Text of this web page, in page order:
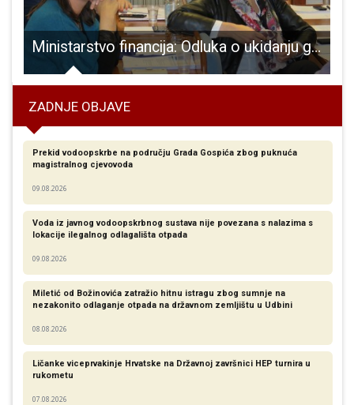
Ministarstvo financija: Odluka o ukidanju gradskog prireza je – nezakonita!
ZADNJE OBJAVE
Prekid vodoopskrbe na području Grada Gospića zbog puknuća
magistralnog cjevovoda
09.08.2026
Voda iz javnog vodoopskrbnog sustava nije povezana s nalazima s
lokacije ilegalnog odlagališta otpada
09.08.2026
Miletić od Božinovića zatražio hitnu istragu zbog sumnje na
nezakonito odlaganje otpada na državnom zemljištu u Udbini
08.08.2026
Ličanke viceprvakinje Hrvatske na Državnoj završnici HEP turnira u
rukometu
07.08.2026